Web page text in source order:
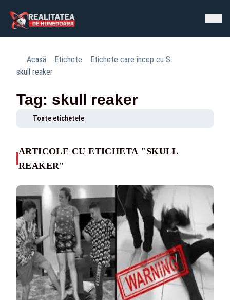
Acasă Etichete
Etichete care încep cu S
skull reaker
Tag: skull reaker
Toate etichetele
ARTICOLE CU ETICHETA "SKULL
REAKER"